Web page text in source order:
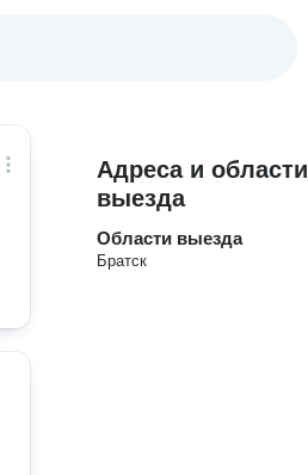
Адреса и области
выезда
Области выезда
Братск